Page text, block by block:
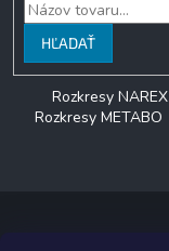
HĽADAŤ
Rozkresy NAREX
Rozkresy METABO